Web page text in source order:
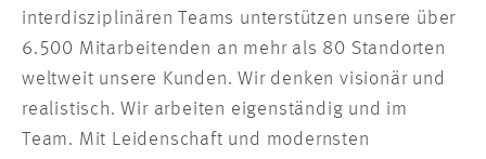
interdisziplinären Teams unterstützen unsere über
6.500 Mitarbeitenden an mehr als 80 Standorten
weltweit unsere Kunden. Wir denken visionär und
realistisch. Wir arbeiten eigenständig und im
Team. Mit Leidenschaft und modernsten